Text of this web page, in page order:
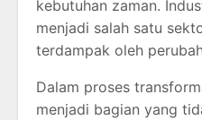
kebutuhan zaman.
menjadi salah satu
terdampak oleh
Dalam proses
menjadi bagian yang